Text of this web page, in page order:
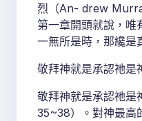
烈（An- drew
第一章開頭就說，唯
一無所是時，那纔是
敬拜神就是承認祂是
敬拜神就是承認祂是
35~38）。對神最高